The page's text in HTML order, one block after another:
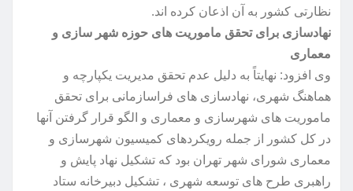
نظارتی کشور به آن اذعان کرده اند.
نهادسازی برای تحقق ماموریت های حوزه شهر سازی و
معماری
وی افزود: نهایتاً به دلیل عدم تحقق مدیریت یکپارچه و
هماهنگ شهری، نهادسازی های فراسازمانی برای تحقق
ماموریت های شهرسازی و معماری و الگو قرار گرفتن آنها
در کل کشور از جمله رویکردهای کمیسیون شهرسازی و
معماری شورای شهر تهران بود که تشکیل نهاد پایش و
راهبری طرح های توسعه شهری ، تشکیل دبیرخانه ستاد